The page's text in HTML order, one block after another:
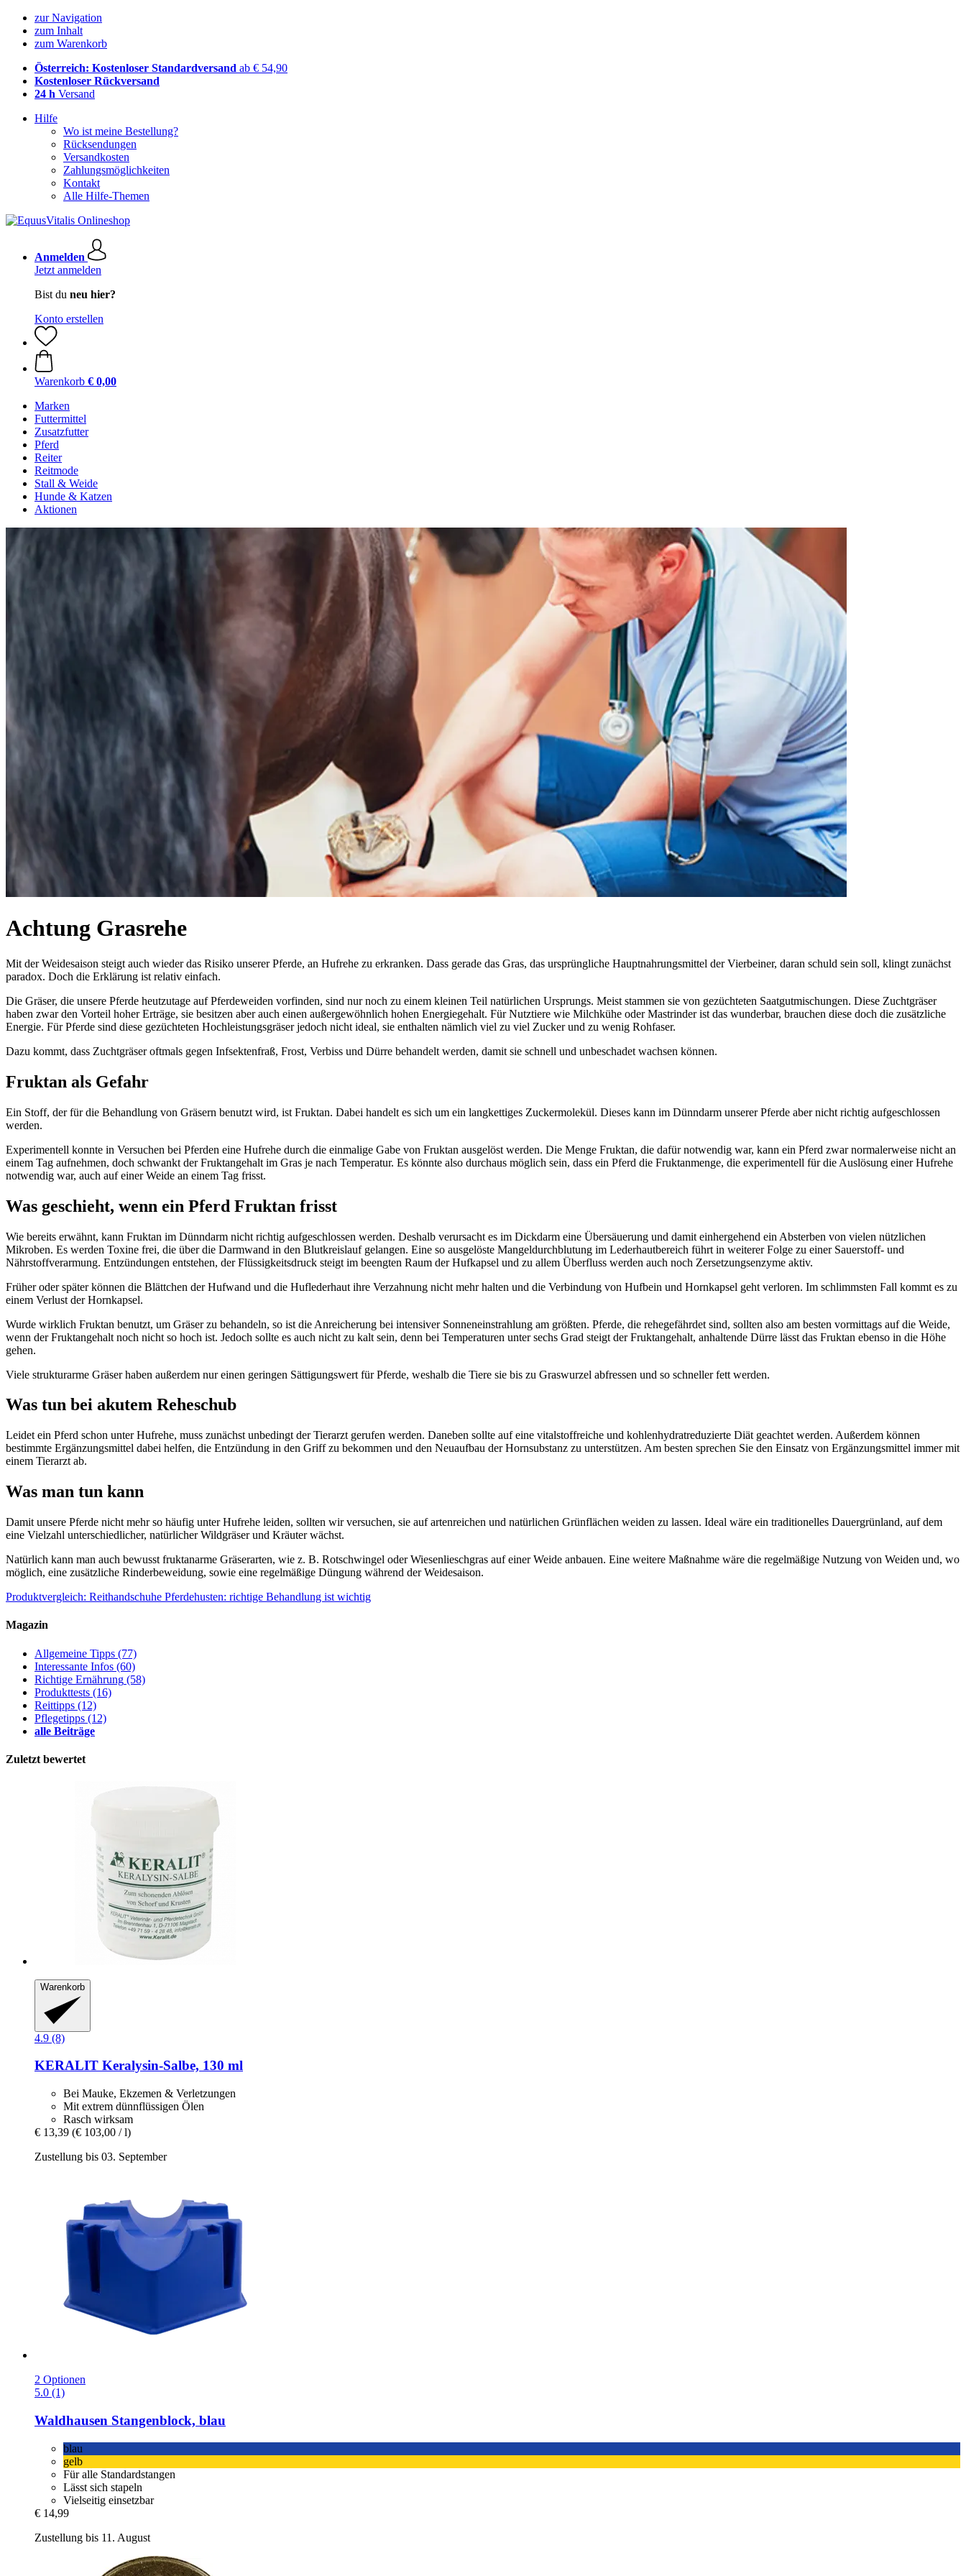
zur Navigation
zum Inhalt
zum Warenkorb
Österreich: Kostenloser Standardversand ab € 54,90
Kostenloser Rückversand
24 h Versand
Hilfe
Wo ist meine Bestellung?
Rücksendungen
Versandkosten
Zahlungsmöglichkeiten
Kontakt
Alle Hilfe-Themen
Anmelden
Jetzt anmelden
Bist du neu hier?
Konto erstellen
Warenkorb € 0,00
Marken
Futtermittel
Zusatzfutter
Pferd
Reiter
Reitmode
Stall & Weide
Hunde & Katzen
Aktionen
Achtung Grasrehe
Mit der Weidesaison steigt auch wieder das Risiko unserer Pferde, an Hufrehe zu erkranken. Dass gerade das Gras, das ursprüngliche Hauptnahrungsmittel der Vierbeiner, daran schuld sein soll, klingt zunächst
paradox. Doch die Erklärung ist relativ einfach.
Die Gräser, die unsere Pferde heutzutage auf Pferdeweiden vorfinden, sind nur noch zu einem kleinen Teil natürlichen Ursprungs. Meist stammen sie von gezüchteten Saatgutmischungen. Diese Zuchtgräser
haben zwar den Vorteil hoher Erträge, sie besitzen aber auch einen außergewöhnlich hohen Energiegehalt. Für Nutztiere wie Milchkühe oder Mastrinder ist das wunderbar, brauchen diese doch die zusätzliche
Energie. Für Pferde sind diese gezüchteten Hochleistungsgräser jedoch nicht ideal, sie enthalten nämlich viel zu viel Zucker und zu wenig Rohfaser.
Dazu kommt, dass Zuchtgräser oftmals gegen Infsektenfraß, Frost, Verbiss und Dürre behandelt werden, damit sie schnell und unbeschadet wachsen können.
Fruktan als Gefahr
Ein Stoff, der für die Behandlung von Gräsern benutzt wird, ist Fruktan. Dabei handelt es sich um ein langkettiges Zuckermolekül. Dieses kann im Dünndarm unserer Pferde aber nicht richtig aufgeschlossen
werden.
Experimentell konnte in Versuchen bei Pferden eine Hufrehe durch die einmalige Gabe von Fruktan ausgelöst werden. Die Menge Fruktan, die dafür notwendig war, kann ein Pferd zwar normalerweise nicht an
einem Tag aufnehmen, doch schwankt der Fruktangehalt im Gras je nach Temperatur. Es könnte also durchaus möglich sein, dass ein Pferd die Fruktanmenge, die experimentell für die Auslösung einer Hufrehe
notwendig war, auch auf einer Weide an einem Tag frisst.
Was geschieht, wenn ein Pferd Fruktan frisst
Wie bereits erwähnt, kann Fruktan im Dünndarm nicht richtig aufgeschlossen werden. Deshalb verursacht es im Dickdarm eine Übersäuerung und damit einhergehend ein Absterben von vielen nützlichen
Mikroben. Es werden Toxine frei, die über die Darmwand in den Blutkreislauf gelangen. Eine so ausgelöste Mangeldurchblutung im Lederhautbereich führt in weiterer Folge zu einer Sauerstoff- und
Nährstoffverarmung. Entzündungen entstehen, der Flüssigkeitsdruck steigt im beengten Raum der Hufkapsel und zu allem Überfluss werden auch noch Zersetzungsenzyme aktiv.
Früher oder später können die Blättchen der Hufwand und die Huflederhaut ihre Verzahnung nicht mehr halten und die Verbindung von Hufbein und Hornkapsel geht verloren. Im schlimmsten Fall kommt es zu
einem Verlust der Hornkapsel.
Wurde wirklich Fruktan benutzt, um Gräser zu behandeln, so ist die Anreicherung bei intensiver Sonneneinstrahlung am größten. Pferde, die rehegefährdet sind, sollten also am besten vormittags auf die Weide,
wenn der Fruktangehalt noch nicht so hoch ist. Jedoch sollte es auch nicht zu kalt sein, denn bei Temperaturen unter sechs Grad steigt der Fruktangehalt, anhaltende Dürre lässt das Fruktan ebenso in die Höhe
gehen.
Viele strukturarme Gräser haben außerdem nur einen geringen Sättigungswert für Pferde, weshalb die Tiere sie bis zu Graswurzel abfressen und so schneller fett werden.
Was tun bei akutem Reheschub
Leidet ein Pferd schon unter Hufrehe, muss zunächst unbedingt der Tierarzt gerufen werden. Daneben sollte auf eine vitalstoffreiche und kohlenhydratreduzierte Diät geachtet werden. Außerdem können
bestimmte Ergänzungsmittel dabei helfen, die Entzündung in den Griff zu bekommen und den Neuaufbau der Hornsubstanz zu unterstützen. Am besten sprechen Sie den Einsatz von Ergänzungsmittel immer mit
einem Tierarzt ab.
Was man tun kann
Damit unsere Pferde nicht mehr so häufig unter Hufrehe leiden, sollten wir versuchen, sie auf artenreichen und natürlichen Grünflächen weiden zu lassen. Ideal wäre ein traditionelles Dauergrünland, auf dem
eine Vielzahl unterschiedlicher, natürlicher Wildgräser und Kräuter wächst.
Natürlich kann man auch bewusst fruktanarme Gräserarten, wie z. B. Rotschwingel oder Wiesenlieschgras auf einer Weide anbauen. Eine weitere Maßnahme wäre die regelmäßige Nutzung von Weiden und, wo
möglich, eine zusätzliche Rinderbeweidung, sowie eine regelmäßige Düngung während der Weidesaison.
Produktvergleich: Reithandschuhe Pferdehusten: richtige Behandlung ist wichtig
Magazin
Allgemeine Tipps (77)
Interessante Infos (60)
Richtige Ernährung (58)
Produkttests (16)
Reittipps (12)
Pflegetipps (12)
alle Beiträge
Zuletzt bewertet
Warenkorb
4.9 (8)
KERALIT Keralysin-​Salbe, 130 ml
Bei Mauke, Ekzemen & Verletzungen
Mit extrem dünnflüssigen Ölen
Rasch wirksam
€ 13,39 (€ 103,00 / l)
Zustellung bis 03. September
2 Optionen
5.0 (1)
Waldhausen Stangenblock, blau
blau
gelb
Für alle Standardstangen
Lässt sich stapeln
Vielseitig einsetzbar
€ 14,99
Zustellung bis 11. August